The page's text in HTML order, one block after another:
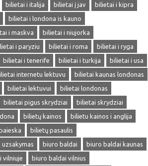
bilietai i italija bilietai į jav
bilietai i kipra
bilietai i londona is kauno
i maskva
bilietai i niujorka
i paryziu bilietai i roma
bilietai i ryga
bilietai i tenerife bilietai i turkija
bilietai i usa
internetu lektuvu
bilietai kaunas londonas
bilietai lektuvui
bilietai londonas
bilietai pigus skrydziai
bilietai skrydziai
bilietų kainos
bilietu kainos i anglija
bilietų pasaulis
uzsakymas biuro baldai
biuro baldai kaunas
vilniuje
biuro baldai vilnius